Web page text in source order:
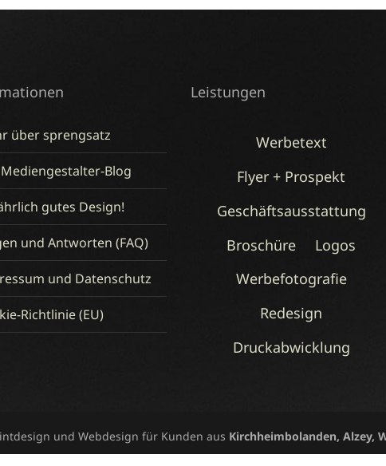
über sprengsatz
Blog
gutes Design!
und Antworten (FAQ)
und Datenschutz
Richtlinie (EU)
Leistungen
Werbetext
Flyer + Prospekt
Geschäftsausstattung
Broschüre
Logos
Werbefotografie
Redesign
Druckabwicklung
und Webdesign für Kunden aus Kirchheimbolanden, Alzey,